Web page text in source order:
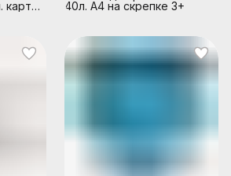
карт.
40л. А4 на скрепке 3+